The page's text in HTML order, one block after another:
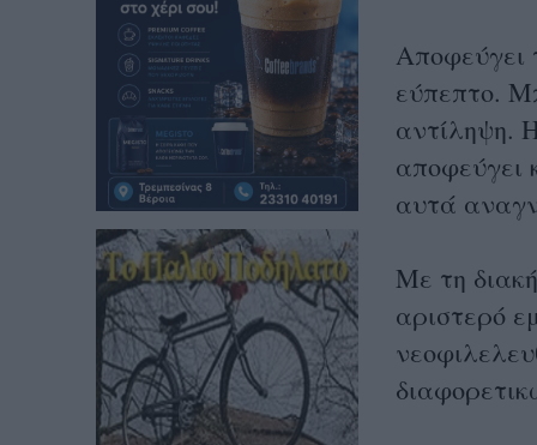
Αποφεύγει
εύπεπτο.
αντίληψη.
αποφεύγει
αυτά
Με τη
αριστερό